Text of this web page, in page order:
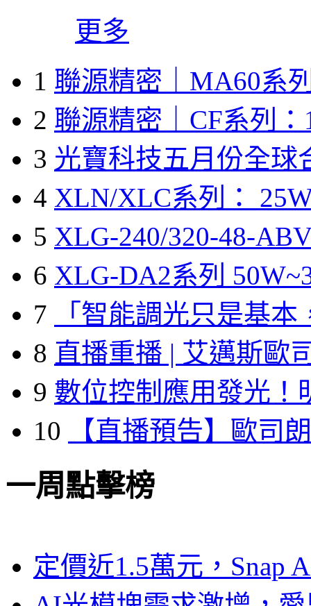
更多
1 聯源精密｜MA60系
2 聯源精密｜CF系列：
3 光寶科技五月份全球
4 XLN/XLC系列：
5 XLG-240/320-48-
6 XLG-DA2系列
7
「智能調光只是基本
8 直播重播 | 艾邁斯歐
9 數位控制應用發光！
10
【直播預告】歐司
一周點擊榜
定價近1.5萬元，Snap